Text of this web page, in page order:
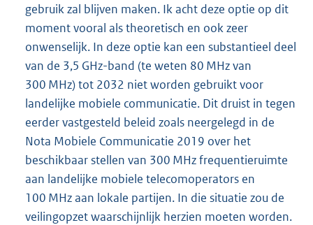
gebruik zal blijven maken. Ik acht deze optie op dit
moment vooral als theoretisch en ook zeer
onwenselijk. In deze optie kan een substantieel deel
van de 3,5 GHz-band (te weten 80 MHz van
300 MHz) tot 2032 niet worden gebruikt voor
landelijke mobiele communicatie. Dit druist in tegen
eerder vastgesteld beleid zoals neergelegd in de
Nota Mobiele Communicatie 2019 over het
beschikbaar stellen van 300 MHz frequentieruimte
aan landelijke mobiele telecomoperators en
100 MHz aan lokale partijen. In die situatie zou de
veilingopzet waarschijnlijk herzien moeten worden.